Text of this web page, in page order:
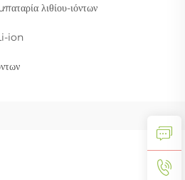
λιθίου-ιόντων
ion